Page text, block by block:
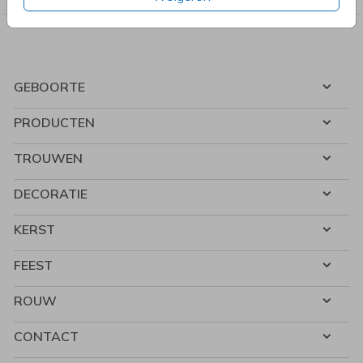
GEBOORTE
PRODUCTEN
TROUWEN
DECORATIE
KERST
FEEST
ROUW
CONTACT